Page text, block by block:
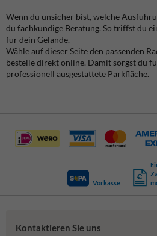
Wenn du unsicher bist, welche
du fachkundige Beratung. So triffst du
für dein Gelände.
Wähle auf dieser Seite den passenden
bestelle direkt online. Damit sorgst du
professionell ausgestattete Parkfläche.
Vorkasse
Kontaktieren Sie uns